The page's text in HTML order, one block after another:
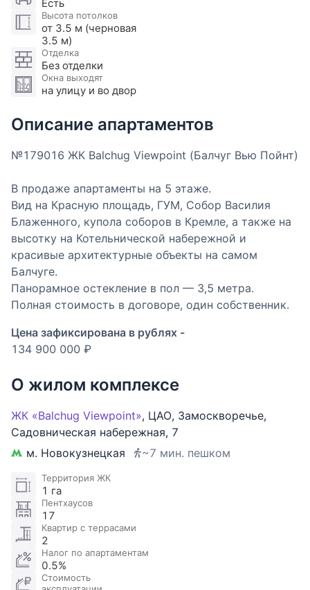
Есть
Высота потолков
от 3.5 м (черновая
3.5 м)
Отделка
Без отделки
Окна выходят
на улицу и во двор
Описание апартаментов
№179016 ЖК Balchug Viewpoint (Балчуг Вью Пойнт)
В продаже апартаменты на 5 этаже.
Вид на Красную площадь, ГУМ, Собор Василия
Блаженного, купола соборов в Кремле, а также на
высотку на Котельнической набережной и
красивые архитектурные объекты на самом
Балчуге.
Панорамное остекление в пол — 3,5 метра.
Полная стоимость в договоре, один собственник.
Цена зафиксирована в рублях -
134 900 000 ₽
О жилом комплексе
ЖК «Balchug Viewpoint», ЦАО, Замоскворечье,
Садовническая набережная, 7
м. Новокузнецкая
~7 мин. пешком
Территория ЖК
1 га
Пентхаусов
17
Квартир с террасами
2
Налог по апартаментам
0.5%
Стоимость